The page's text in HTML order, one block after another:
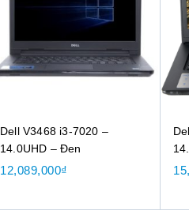
Dell V3468 i3-7020 –
14.0UHD – Đen
12,089,000₫